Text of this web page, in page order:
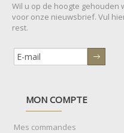
Wil u op de hoogte gehouden
voor onze nieuwsbrief. Vul
rest.
MON COMPTE
Mes commandes